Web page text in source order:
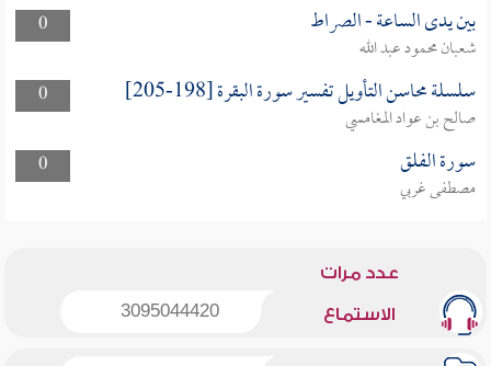
0
بين يدى الساعة - الصراط
شعبان محمود عبد الله
0
سلسلة محاسن التأويل تفسير سورة البقرة [198-205]
صالح بن عواد المغامسي
0
سورة الفلق
مصطفى غربي
عدد مرات
الاستماع 3095044420